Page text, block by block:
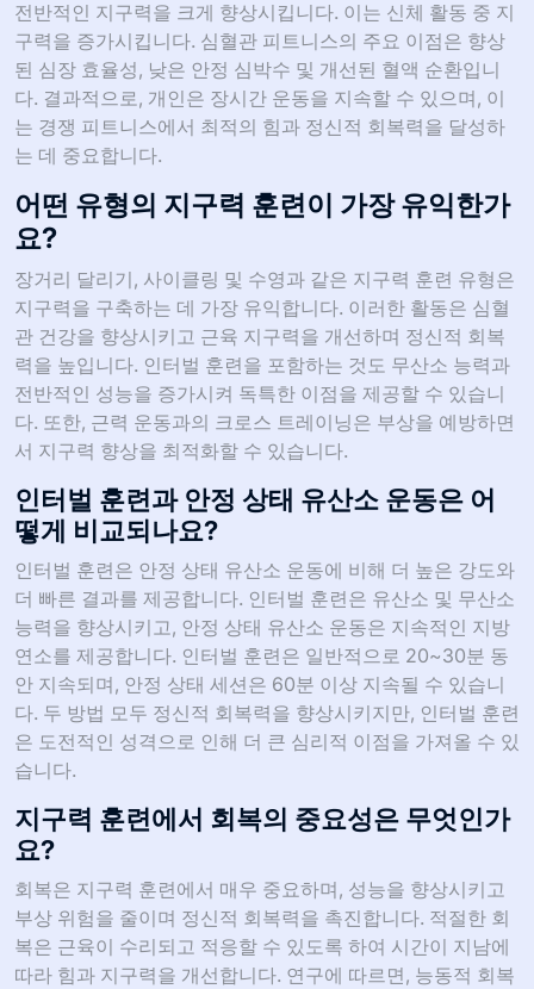
전반적인 지구력을 크게 향상시킵니다. 이는 신체 활동 중 지
구력을 증가시킵니다. 심혈관 피트니스의 주요 이점은 향상
된 심장 효율성, 낮은 안정 심박수 및 개선된 혈액 순환입니
다. 결과적으로, 개인은 장시간 운동을 지속할 수 있으며, 이
는 경쟁 피트니스에서 최적의 힘과 정신적 회복력을 달성하
는 데 중요합니다.
어떤 유형의 지구력 훈련이 가장 유익한가
요?
장거리 달리기, 사이클링 및 수영과 같은 지구력 훈련 유형은
지구력을 구축하는 데 가장 유익합니다. 이러한 활동은 심혈
관 건강을 향상시키고 근육 지구력을 개선하며 정신적 회복
력을 높입니다. 인터벌 훈련을 포함하는 것도 무산소 능력과
전반적인 성능을 증가시켜 독특한 이점을 제공할 수 있습니
다. 또한, 근력 운동과의 크로스 트레이닝은 부상을 예방하면
서 지구력 향상을 최적화할 수 있습니다.
인터벌 훈련과 안정 상태 유산소 운동은 어
떻게 비교되나요?
인터벌 훈련은 안정 상태 유산소 운동에 비해 더 높은 강도와
더 빠른 결과를 제공합니다. 인터벌 훈련은 유산소 및 무산소
능력을 향상시키고, 안정 상태 유산소 운동은 지속적인 지방
연소를 제공합니다. 인터벌 훈련은 일반적으로 20~30분 동
안 지속되며, 안정 상태 세션은 60분 이상 지속될 수 있습니
다. 두 방법 모두 정신적 회복력을 향상시키지만, 인터벌 훈련
은 도전적인 성격으로 인해 더 큰 심리적 이점을 가져올 수 있
습니다.
지구력 훈련에서 회복의 중요성은 무엇인가
요?
회복은 지구력 훈련에서 매우 중요하며, 성능을 향상시키고
부상 위험을 줄이며 정신적 회복력을 촉진합니다. 적절한 회
복은 근육이 수리되고 적응할 수 있도록 하여 시간이 지남에
따라 힘과 지구력을 개선합니다. 연구에 따르면, 능동적 회복